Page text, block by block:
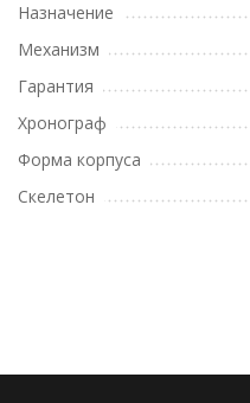
Назначение
Механизм
Гарантия
Хронограф
Форма корпуса
Скелетон